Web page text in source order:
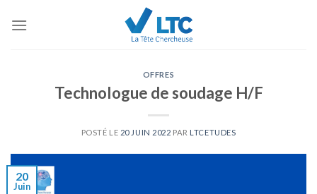
OFFRES
Technologue de soudage H/F
POSTÉ LE 20 JUIN 2022 PAR LTCETUDES
20
Juin